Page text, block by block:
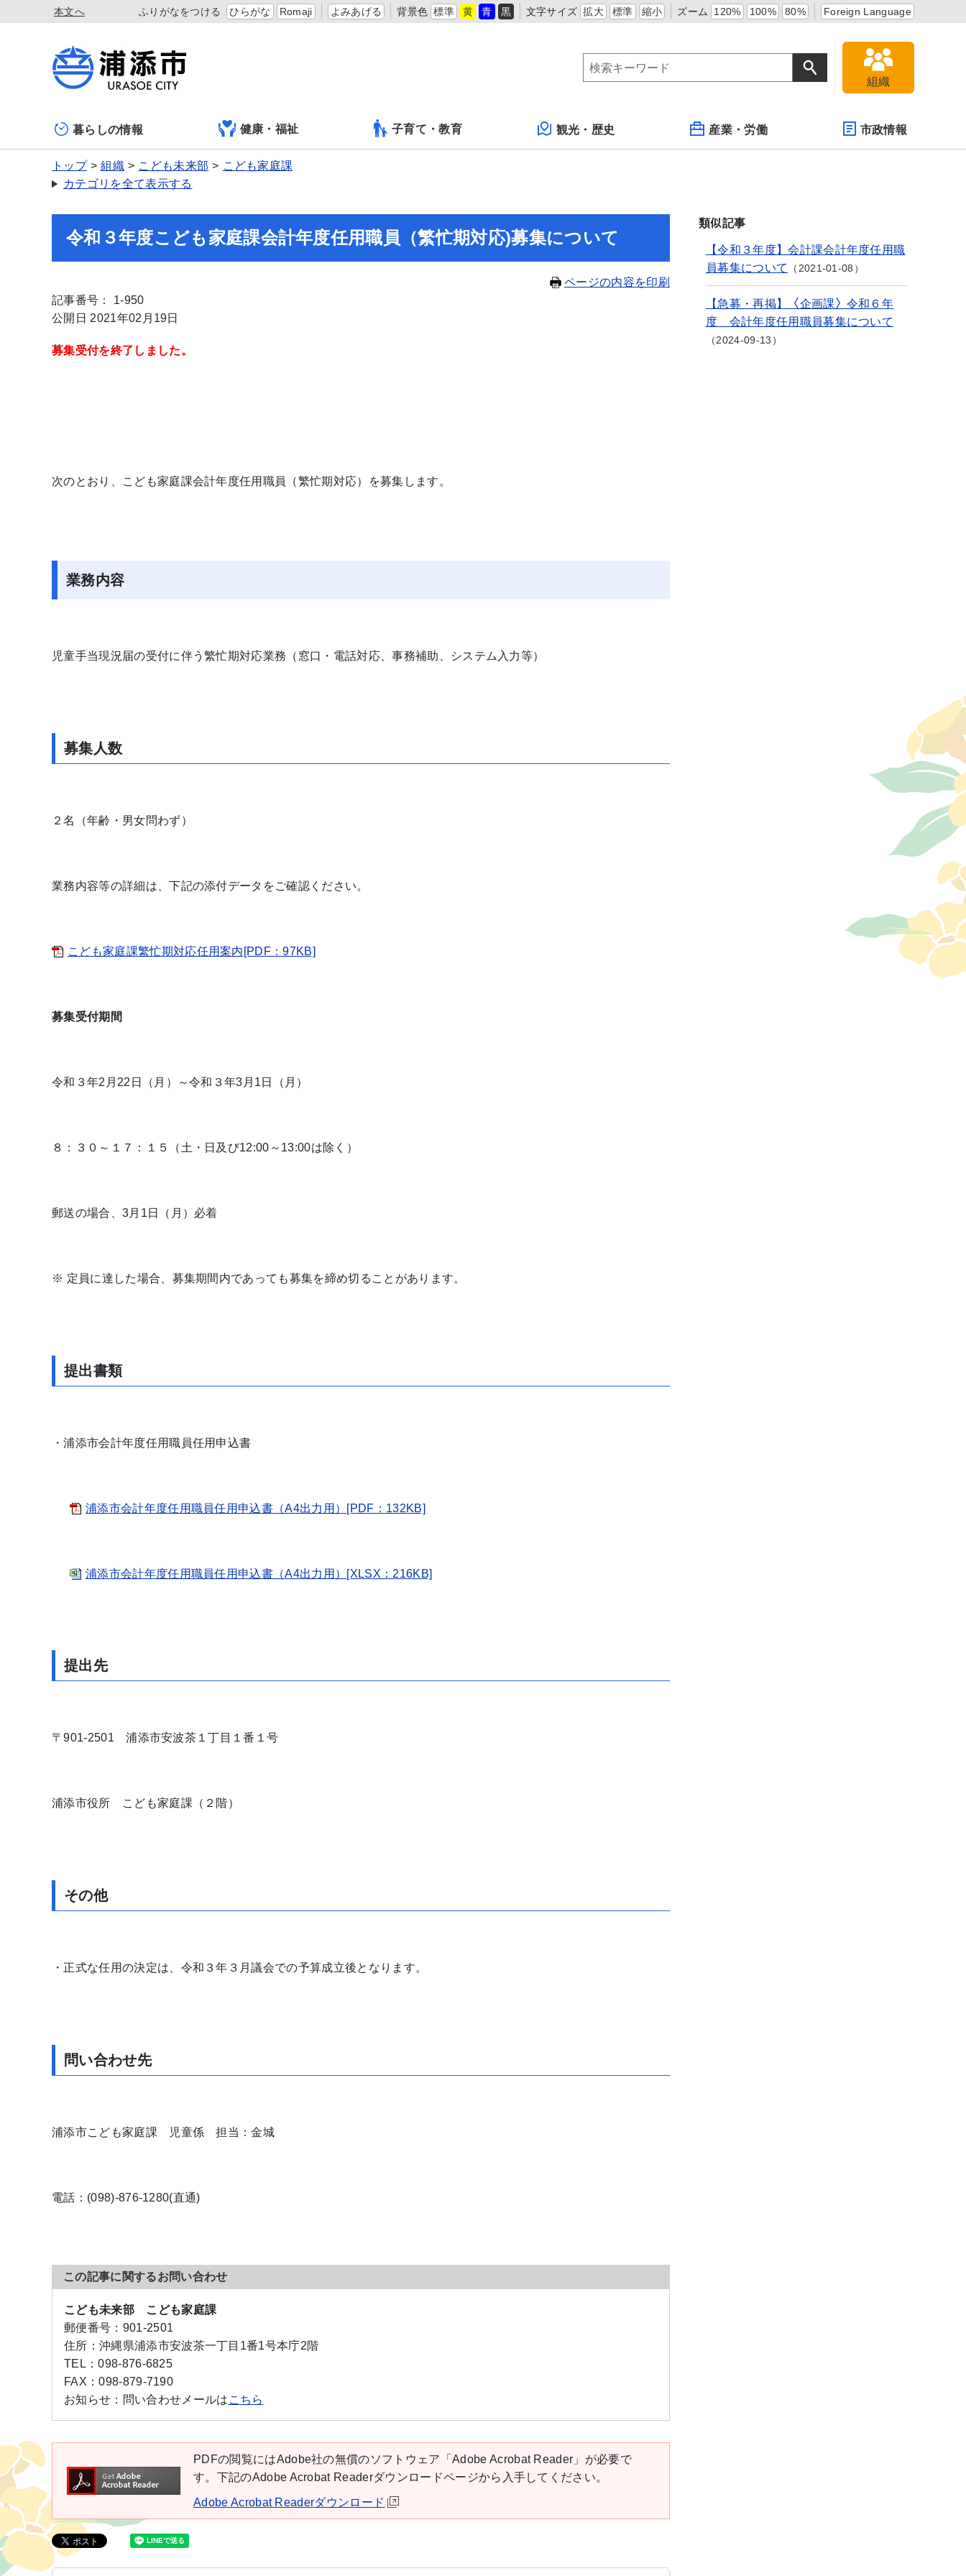
本文へ ふりがなをつける ひらがな Romaji よみあげる 背景色 標準 黄 青 黒 文字サイズ 拡大 標準 縮小 ズーム 120% 100% 80% Foreign Language
組織
暮らしの情報 健康・福祉 子育て・教育 観光・歴史 産業・労働 市政情報
トップ 組織 こども未来部
こども家庭課
カテゴリを全て表示する
令和３年度こども家庭課会計年度任用職員（繁忙期対応)募集について
ページの内容を印刷
記事番号： 1-950
公開日 2021年02月19日
募集受付を終了しました。
次のとおり、こども家庭課会計年度任用職員（繁忙期対応）を募集します。
業務内容
児童手当現況届の受付に伴う繁忙期対応業務（窓口・電話対応、事務補助、システム入力等）
募集人数
２名（年齢・男女問わず）
業務内容等の詳細は、下記の添付データをご確認ください。
こども家庭課繁忙期対応任用案内[PDF：97KB]
募集受付期間
令和３年2月22日（月）～令和３年3月1日（月）
８：３０～１７：１５（土・日及び12:00～13:00は除く）
郵送の場合、3月1日（月）必着
※ 定員に達した場合、募集期間内であっても募集を締め切ることがあります。
提出書類
・浦添市会計年度任用職員任用申込書
浦添市会計年度任用職員任用申込書（A4出力用）[PDF：132KB]
浦添市会計年度任用職員任用申込書（A4出力用）[XLSX：216KB]
提出先
〒901-2501 浦添市安波茶１丁目１番１号
浦添市役所 こども家庭課（２階）
その他
・正式な任用の決定は、令和３年３月議会での予算成立後となります。
問い合わせ先
浦添市こども家庭課 児童係 担当：金城
電話：(098)-876-1280(直通)
この記事に関するお問い合わせ
こども未来部 こども家庭課
郵便番号： 901-2501
住所： 沖縄県浦添市安波茶一丁目1番1号本庁2階
TEL：098-876-6825
FAX：098-879-7190
お知らせ： 問い合わせメールは こちら
PDFの閲覧にはAdobe社の無償のソフトウェア「Adobe Acrobat Reader」が必要で
す。下記のAdobe Acrobat Readerダウンロードページから入手してください。
Adobe Acrobat Readerダウンロード
類似記事
【令和３年度】会計課会計年度任用職
員募集について
2021-01-08
【急募・再掲】〈企画課〉令和６年
度 会計年度任用職員募集について
2024-09-13